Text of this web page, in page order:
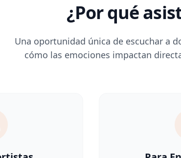
¿Por qué
Una oportunidad única de escuchar a
cómo las emociones impactan